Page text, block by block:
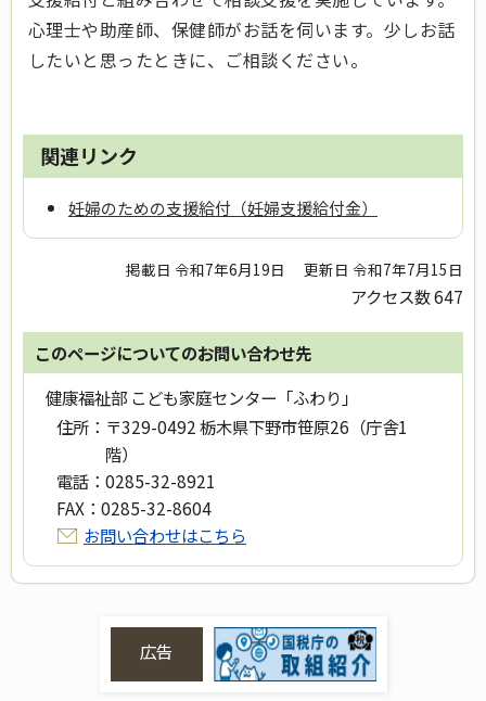
心理士や助産師、保健師がお話を伺います。少しお話
したいと思ったときに、ご相談ください。
関連リンク
妊婦のための支援給付（妊婦支援給付金）
掲載日 令和7年6月19日 更新日 令和7年7月15日
アクセス数647
このページについてのお問い合わせ先
健康福祉部 こども家庭センター「ふわり」
住所： 〒329-0492 栃木県下野市笹原26（庁舎1
階）
電話： 0285-32-8921
FAX： 0285-32-8604
お問い合わせはこちら
広告